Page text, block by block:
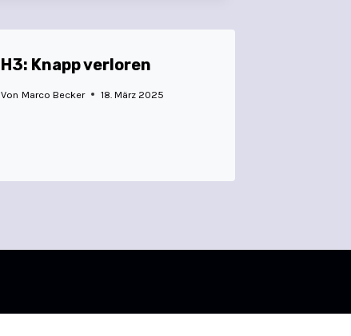
H3: Knapp verloren
Von Marco Becker 18. März 2025